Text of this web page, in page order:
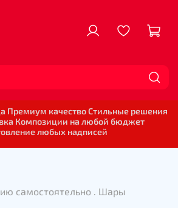
Премиум качество Стильные решения
Композиции на любой бюджет
любых надписей
самостоятельно . Шары